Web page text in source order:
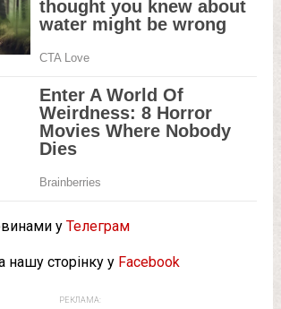
у Телеграм
нашу сторінку у Facebook
РЕКЛАМА: